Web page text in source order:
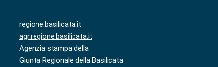
regione.basilicata.it
agr.regione.basilicata.it
Agenzia stampa della
Giunta Regionale della Basilicata